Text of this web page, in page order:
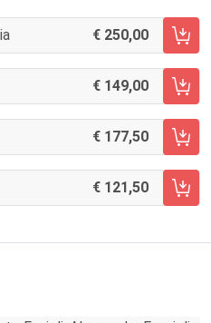
250,00
149,00
177,50
121,50